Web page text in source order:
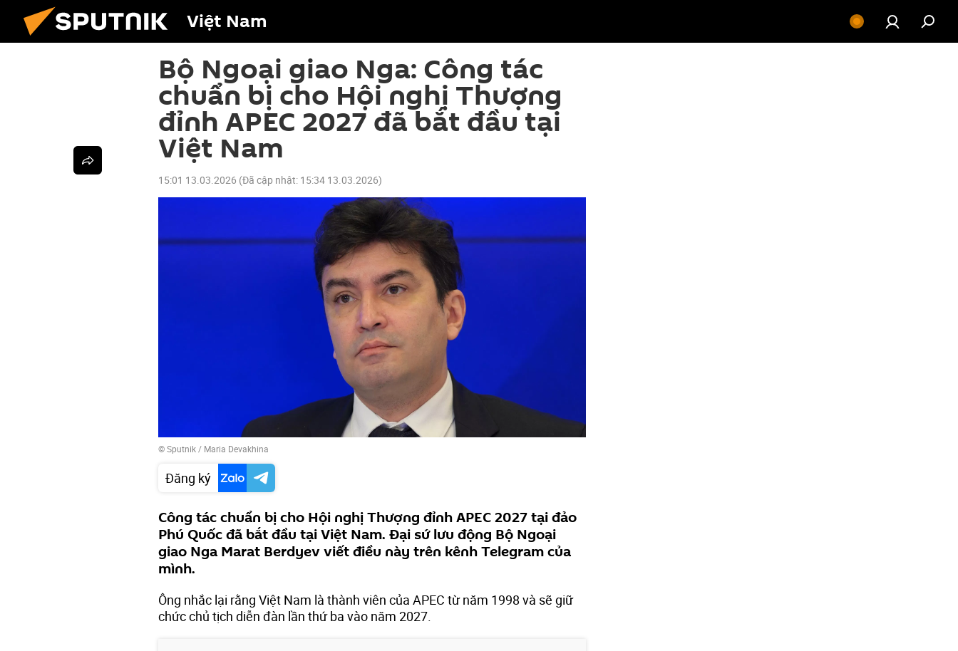
Việt Nam
Bộ Ngoại giao Nga: Công tác
chuẩn bị cho Hội nghị Thượng
đỉnh APEC 2027 đã bắt đầu tại
Việt Nam
15:01 13.03.2026 (Đã cập nhật: 15:34 13.03.2026)
© Sputnik / Maria Devakhina
Đăng ký
Công tác chuẩn bị cho Hội nghị Thượng đỉnh APEC 2027 tại đảo
Phú Quốc đã bắt đầu tại Việt Nam. Đại sứ lưu động Bộ Ngoại
giao Nga Marat Berdyev viết điều này trên kênh Telegram của
mình.
Ông nhắc lại rằng Việt Nam là thành viên của APEC từ năm 1998 và sẽ giữ
chức chủ tịch diễn đàn lần thứ ba vào năm 2027.